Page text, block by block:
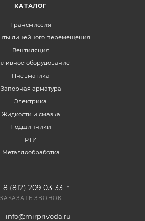
КАТАЛОГ
Трансмиссия
линейного перемещения
Вентиляция
оборудование
Пневматика
Запорная арматура
Электрика
Жидкости и смазка
Подшипники
РТИ
Металлообработка
8 (812) 209-03-33
ЗАКАЗАТЬ ЗВОНОК
info@mirprivoda.ru